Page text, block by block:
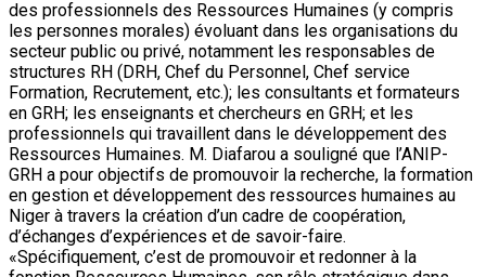
des professionnels des Ressources Humaines (y compris
les personnes morales) évoluant dans les organisations du
secteur public ou privé, notamment les responsables de
structures RH (DRH, Chef du Personnel, Chef service
Formation, Recrutement, etc.); les consultants et formateurs
en GRH; les enseignants et chercheurs en GRH; et les
professionnels qui travaillent dans le développement des
Ressources Humaines. M. Diafarou a souligné que l’ANIP-
GRH a pour objectifs de promouvoir la recherche, la formation
en gestion et développement des ressources humaines au
Niger à travers la création d’un cadre de coopération,
d’échanges d’expériences et de savoir-faire.
«Spécifiquement, c’est de promouvoir et redonner à la